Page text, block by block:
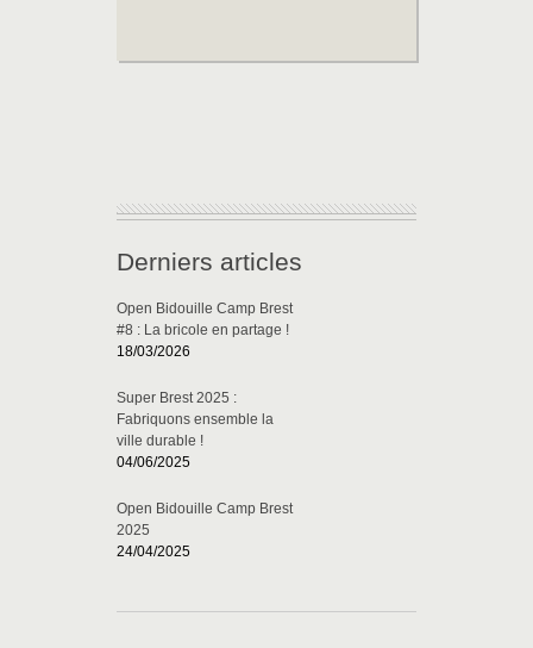
Derniers articles
Open Bidouille Camp Brest
#8 : La bricole en partage !
18/03/2026
Super Brest 2025 :
Fabriquons ensemble la
ville durable !
04/06/2025
Open Bidouille Camp Brest
2025
24/04/2025